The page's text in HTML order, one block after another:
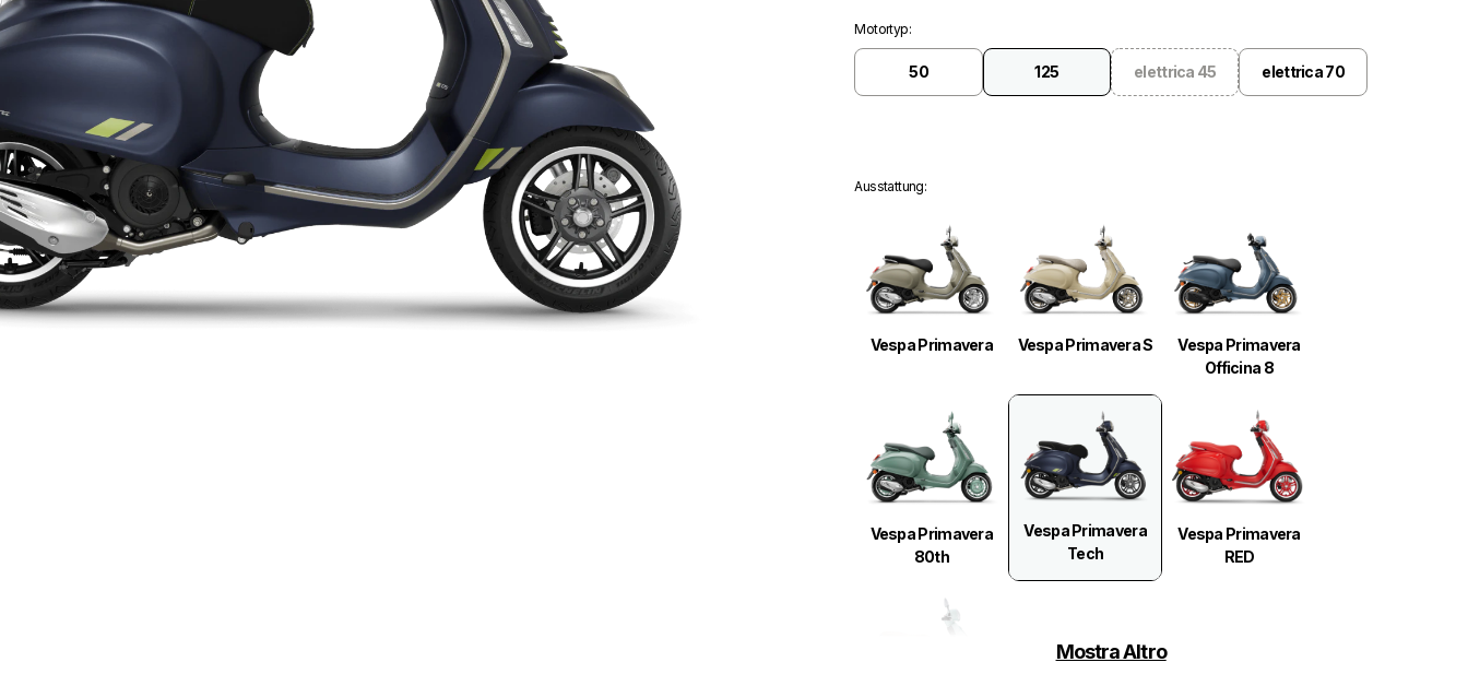
Motortyp:
50 125 elettrica 45 elettrica 70
Ausstattung:
Vespa Primavera Vespa Primavera S
Vespa Primavera
Officina 8
Vespa Primavera
80th
Vespa Primavera
Tech
Vespa Primavera
RED
Mostra Altro